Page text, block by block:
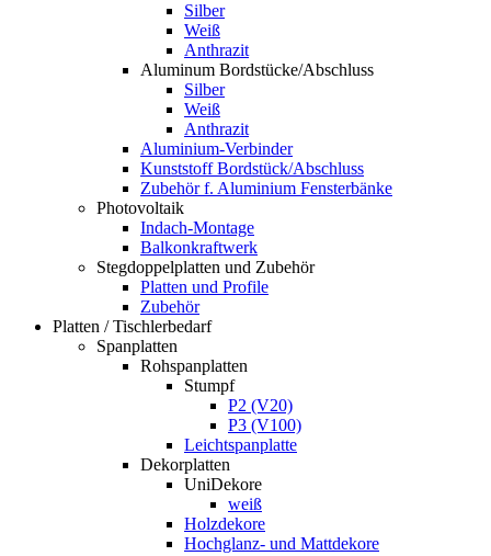
Silber
Weiß
Anthrazit
Aluminum Bordstücke/Abschluss
Silber
Weiß
Anthrazit
Aluminium-Verbinder
Kunststoff Bordstück/Abschluss
Zubehör f. Aluminium Fensterbänke
Photovoltaik
Indach-Montage
Balkonkraftwerk
Stegdoppelplatten und Zubehör
Platten und Profile
Zubehör
Platten / Tischlerbedarf
Spanplatten
Rohspanplatten
Stumpf
P2 (V20)
P3 (V100)
Leichtspanplatte
Dekorplatten
UniDekore
weiß
Holzdekore
Hochglanz- und Mattdekore